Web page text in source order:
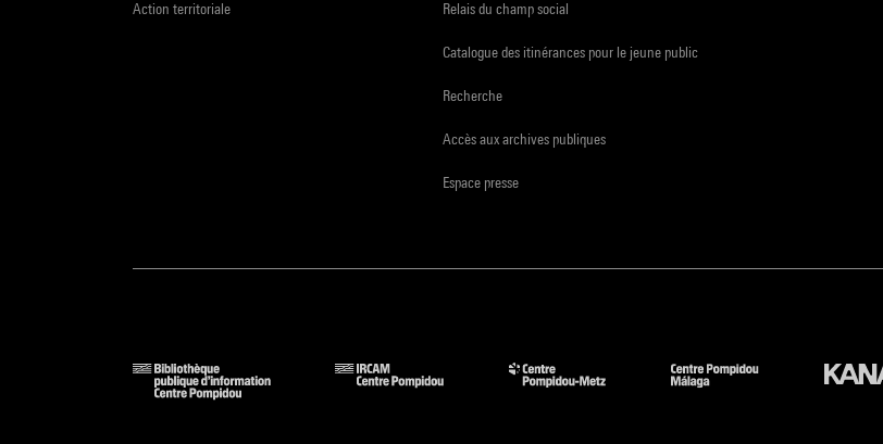
Action territoriale Relais du champ social
Catalogue des itinérances pour le jeune public
Recherche
Accès aux archives publiques
Espace presse